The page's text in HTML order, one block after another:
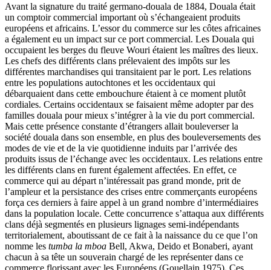
Avant la signature du traité germano-douala de 1884, Douala était
un comptoir commercial important où s’échangeaient produits
européens et africains. L’essor du commerce sur les côtes africaines
a également eu un impact sur ce port commercial. Les Douala qui
occupaient les berges du fleuve Wouri étaient les maîtres des lieux.
Les chefs des différents clans prélevaient des impôts sur les
différentes marchandises qui transitaient par le port. Les relations
entre les populations autochtones et les occidentaux qui
débarquaient dans cette embouchure étaient à ce moment plutôt
cordiales. Certains occidentaux se faisaient même adopter par des
familles douala pour mieux s’intégrer à la vie du port commercial.
Mais cette présence constante d’étrangers allait bouleverser la
société douala dans son ensemble, en plus des bouleversements des
modes de vie et de la vie quotidienne induits par l’arrivée des
produits issus de l’échange avec les occidentaux. Les relations entre
les différents clans en furent également affectées. En effet, ce
commerce qui au départ n’intéressait pas grand monde, prit de
l’ampleur et la persistance des crises entre commerçants européens
força ces derniers à faire appel à un grand nombre d’intermédiaires
dans la population locale. Cette concurrence s’attaqua aux différents
clans déjà segmentés en plusieurs lignages semi-indépendants
territorialement, aboutissant de ce fait à la naissance du ce que l’on
nomme les tumba la mboa Bell, Akwa, Deido et Bonaberi, ayant
chacun à sa tête un souverain chargé de les représenter dans ce
commerce florissant avec les Européens (Gouellain 1975). Ces